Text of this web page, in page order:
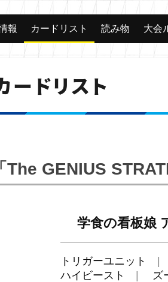
報 カードリスト 読み物 大会
ードリスト
The GENIUS
学食の看板娘
トリガーユニット
ハイビースト
ズ